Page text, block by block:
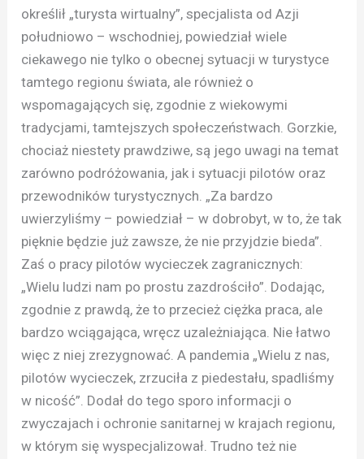
określił „turysta wirtualny”, specjalista od Azji
południowo – wschodniej, powiedział wiele
ciekawego nie tylko o obecnej sytuacji w turystyce
tamtego regionu świata, ale również o
wspomagających się, zgodnie z wiekowymi
tradycjami, tamtejszych społeczeństwach. Gorzkie,
chociaż niestety prawdziwe, są jego uwagi na temat
zarówno podróżowania, jak i sytuacji pilotów oraz
przewodników turystycznych. „Za bardzo
uwierzyliśmy – powiedział – w dobrobyt, w to, że tak
pięknie będzie już zawsze, że nie przyjdzie bieda”.
Zaś o pracy pilotów wycieczek zagranicznych:
„Wielu ludzi nam po prostu zazdrościło”. Dodając,
zgodnie z prawdą, że to przecież ciężka praca, ale
bardzo wciągająca, wręcz uzależniająca. Nie łatwo
więc z niej zrezygnować. A pandemia „Wielu z nas,
pilotów wycieczek, zrzuciła z piedestału, spadliśmy
w nicość”. Dodał do tego sporo informacji o
zwyczajach i ochronie sanitarnej w krajach regionu,
w którym się wyspecjalizował. Trudno też nie